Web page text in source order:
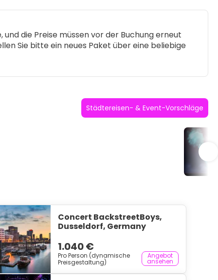
die Preise müssen vor der Buchung erneut
Sie bitte ein neues Paket über eine beliebige
Städtereisen- & Event-Vorschläge
Concert BackstreetBoys,
Dusseldorf, Germany
1.040 €
Pro Person (dynamische
Preisgestaltung)
Angebot
ansehen